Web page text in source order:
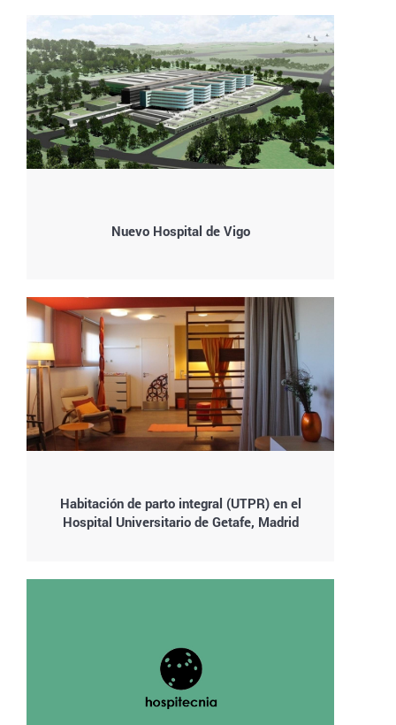
Nuevo Hospital de Vigo
Habitación de parto integral (UTPR) en el
Hospital Universitario de Getafe, Madrid